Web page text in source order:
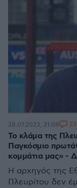
Το κλάμα της
Παγκόσμιο
κομμάτια μας» -
H αρχηγός της
Πλευρίτου δεν
28.07.2023, 21:08 23